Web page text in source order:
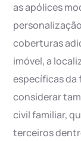
as apólices
coberturas
imóvel, a
específicas da
considerar
civil familiar,
terceiros